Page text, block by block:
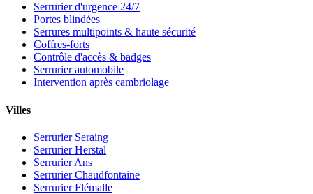
Serrurier d'urgence 24/7
Portes blindées
Serrures multipoints & haute sécurité
Coffres-forts
Contrôle d'accès & badges
Serrurier automobile
Intervention après cambriolage
Villes
Serrurier Seraing
Serrurier Herstal
Serrurier Ans
Serrurier Chaudfontaine
Serrurier Flémalle